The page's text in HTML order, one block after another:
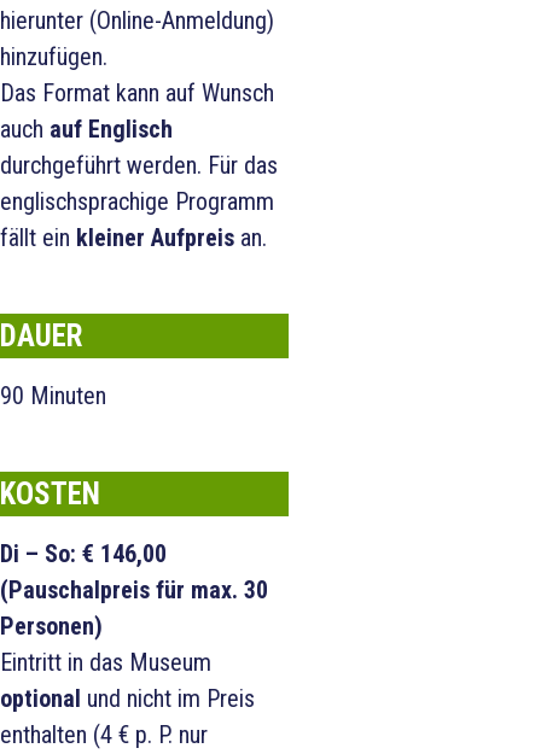
hierunter (Online-Anmeldung)
hinzufügen.
Das Format kann auf Wunsch
auch auf Englisch
durchgeführt werden. Für das
englischsprachige Programm
fällt ein kleiner Aufpreis an.
DAUER
90 Minuten
KOSTEN
Di – So: € 146,00
(Pauschalpreis für max. 30
Personen)
Eintritt in das Museum
optional und nicht im Preis
enthalten (4 € p. P. nur